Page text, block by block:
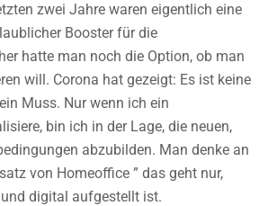
zwei Jahre waren eigentlich eine
Booster für die
hatte man noch die Option, ob man
will. Corona hat gezeigt: Es ist keine
Muss. Nur wenn ich ein
bin ich in der Lage, die neuen,
abzubilden. Man denke an
von Homeoffice ” das geht nur,
digital aufgestellt ist.